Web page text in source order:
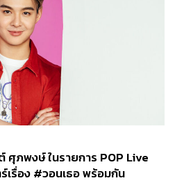
ศุภพงษ์ ในรายการ POP Live
เรื่อง #วอนเธอ พร้อมกัน